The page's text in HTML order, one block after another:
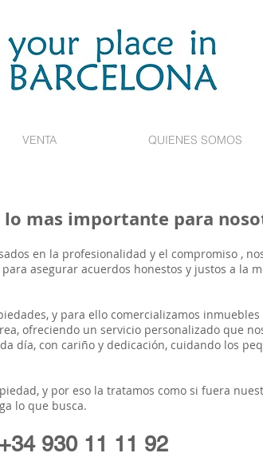
VENTA QUIENES SOMOS
importante para
en la profesionalidad y el compromiso ,
asegurar acuerdos honestos y justos a la
y para ello comercializamos
ofreciendo un servicio personalizado que
día, con cariño y dedicación, cuidando los
y por eso la tratamos como si fuera
lo que busca.
+34930 11 11 92